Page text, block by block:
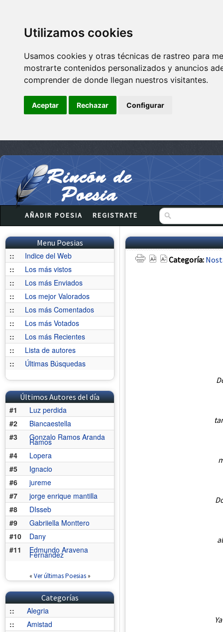
Utilizamos cookies
Usamos cookies y otras técnicas de rastreo para
mostrarte contenidos personalizados y anuncios
comprender de donde llegan nuestros visitantes.
Aceptar Rechazar Configurar
AÑADIR POESIA REGISTRATE
Menu Poesias
::
Indice del Web
::
Los más vistos
::
Los más Enviados
::
Los mejor Valorados
::
Los más Comentados
::
Los más Votados
::
Los más Recientes
::
Lista de autores
::
Últimas Búsquedas
Últimos Autores del día
#1
Luz perdida
#2
Biancaestella
#3
Gonzalo Ramos Aranda
Ramos
#4
Lopera
#5
Ignacio
#6
jureme
#7
jorge enrique mantilla
#8
DIsseb
#9
Gabriiella Monttero
#10
Dany
#11
Edmundo Aravena
Fernández
« Ver últimas Poesias»
Categorías
::
Alegria
::
Amistad
Categoría: